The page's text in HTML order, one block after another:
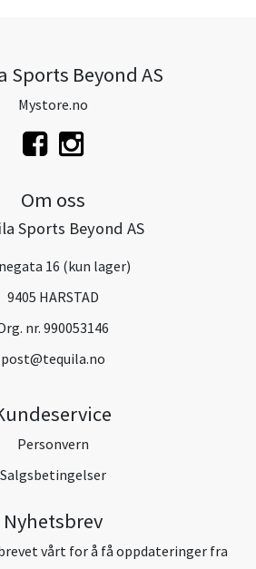
Sports Beyond AS
Mystore.no
Om oss
Sports Beyond AS
16 (kun lager)
9405 HARSTAD
nr. 990053146
post@tequila.no
Personvern
Salgsbetingelser
Nyhetsbrev
vårt for å få oppdateringer fra